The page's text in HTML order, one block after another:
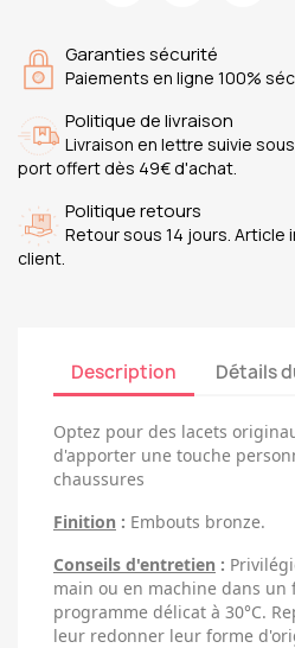
Garanties sécurité
Paiements en ligne 100%
Politique de livraison
Livraison en lettre suivie
port offert dès 49€ d'achat.
Politique retours
Retour sous 14 jours. Article
client.
Description Détails
Optez pour des lacets
d'apporter une touche
chaussures
Finition : Embouts bronze.
Conseils d'entretien :
main ou en machine dans un
programme délicat à 30°C.
leur redonner leur forme